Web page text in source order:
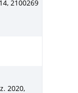
14, 2100269
2020,